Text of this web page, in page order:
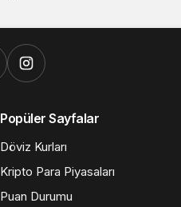
Popüler Sayfalar
Döviz Kurları
Kripto Para Piyasaları
Puan Durumu